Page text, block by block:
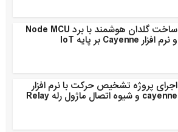
ساخت گلدان هوشمند با برد Node MCU
و نرم افزار Cayenne بر پایه IoT
اجرای پروژه تشخیص حرکت با نرم افزار
cayenne و شیوه اتصال ماژول رله Relay